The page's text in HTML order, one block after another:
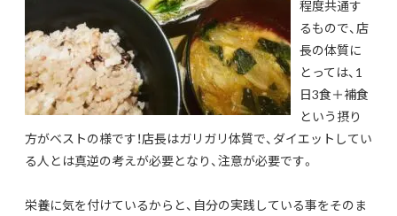
程度共通す
るもので、店
長の体質に
とっては、1
日3食＋補食
という摂り
方がベストの様です！店長はガリガリ体質で、ダイエットしてい
る人とは真逆の考えが必要となり、注意が必要です。
栄養に気を付けているからと、自分の実践している事をそのま